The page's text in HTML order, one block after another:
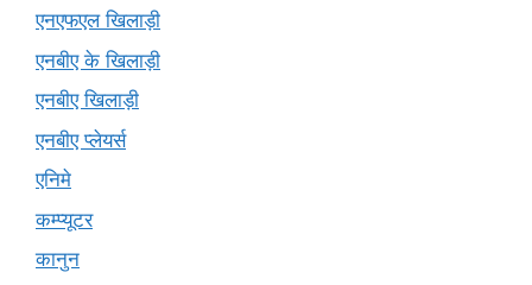
एनएफएल खिलाड़ी
एनबीए के खिलाड़ी
एनबीए खिलाड़ी
एनबीए प्लेयर्स
एनिमे
कम्प्यूटर
कानुन